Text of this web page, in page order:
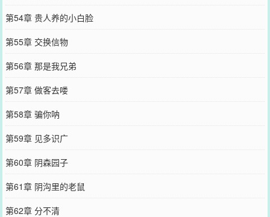
第54章 贵人养的小白脸
第55章 交换信物
第56章 那是我兄弟
第57章 做客去喽
第58章 骗你呐
第59章 见多识广
第60章 阴森园子
第61章 阴沟里的老鼠
第62章 分不清